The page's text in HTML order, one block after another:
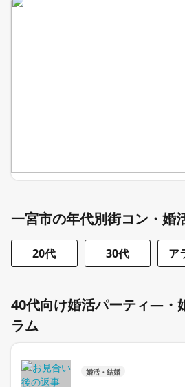
一宮市の年代別街コン・婚
20代 30代 ア
40代向け婚活パーティ―・
ラム
婚活・結婚